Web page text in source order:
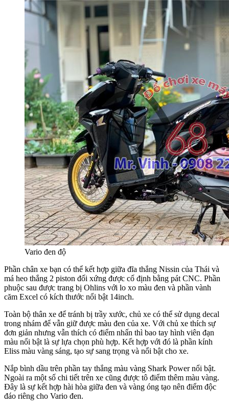
Vario đen độ
Phần chân xe bạn có thể kết hợp giữa đĩa thắng Nissin của Thái và
má heo thắng 2 piston đối xứng được cố định bằng pát CNC. Phần
phuộc sau được trang bị Ohlins với lo xo màu đen và phần vành
căm Excel có kích thước nổi bật 14inch.
Toàn bộ thân xe để tránh bị trầy xước, chủ xe có thể sử dụng decal
trong nhám để vẫn giữ được màu đen của xe. Với chủ xe thích sự
đơn giản nhưng vẫn thích có điểm nhấn thì bao tay hình viên đạn
màu nổi bật là sự lựa chọn phù hợp. Kết hợp với đó là phần kính
Eliss màu vàng sáng, tạo sự sang trọng và nổi bật cho xe.
Nắp bình dầu trên phần tay thắng màu vàng Shark Power nổi bật.
Ngoài ra một số chi tiết trên xe cũng được tô điểm thêm màu vàng.
Đây là sự kết hợp hài hòa giữa đen và vàng óng tạo nên điểm độc
đáo riêng cho Vario đen.